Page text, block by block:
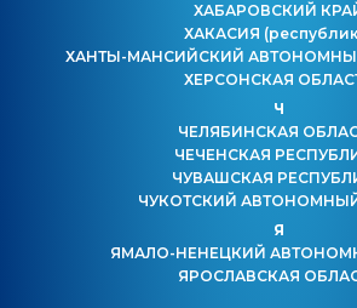
ХАБАРОВСКИЙ
ХАКАСИЯ
ХАНТЫ-МАНСИЙСКИЙ
ХЕРСОНСКАЯ
Ч
ЧЕЛЯБИНСКАЯ
ЧЕЧЕНСКАЯ
ЧУВАШСКАЯ
ЧУКОТСКИЙ
Я
ЯМАЛО-НЕНЕЦКИЙ
ЯРОСЛАВСКАЯ